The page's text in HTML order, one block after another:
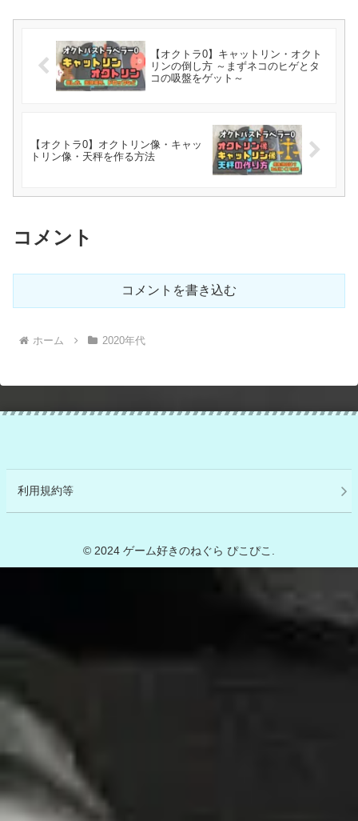
【オクトラ0】キャットリン・オクト
リンの倒し方 ～まずネコのヒゲとタ
コの吸盤をゲット～
【オクトラ0】オクトリン像・キャッ
トリン像・天秤を作る方法
コメント
コメントを書き込む
ホーム 2020年代
利用規約等
© 2024 ゲーム好きのねぐら ぴこぴこ.